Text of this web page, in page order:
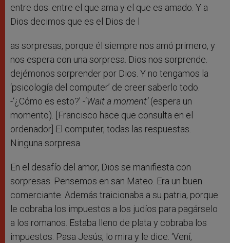
entre dos: entre el que ama y el que es amado. Y a
Dios decimos que es el Dios de l
as sorpresas, porque él siempre nos amó primero, y
nos espera con una sorpresa. Dios nos sorprende.
dejémonos sorprender por Dios. Y no tengamos la
‘psicología del computer’ de creer saberlo todo.
-‘¿Cómo es esto?’ -‘Wait a moment’(espera un
momento). [Francisco hace que consulta en el
ordenador] El computer, todas las respuestas.
Ninguna sorpresa.
En el desafío del amor, Dios se manifiesta con
sorpresas. Pensemos en san Mateo. Era un buen
comerciante. Además traicionaba a su patria, porque
le cobraba los impuestos a los judíos para pagárselo
a los romanos. Estaba lleno de plata y cobraba los
impuestos. Pasa Jesús, lo mira y le dice: ‘Vení,